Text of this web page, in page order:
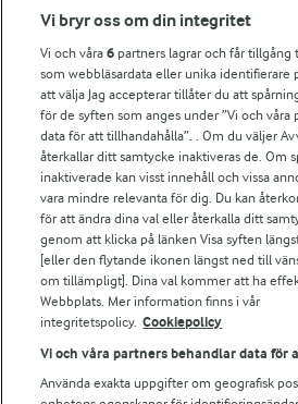
Fler Arlasajter
För ägare
Arlas kundportal
Arla.com
Falbygdens Ost
Arla webbshop
Bildbank
Följ oss
Vi bryr oss om din integritet
Vi och våra6 partners lagrar och får
som webbläsardata eller unika identifierare
att välja Jag accepterar tillåter du att
för de syften som anges under ”Vi och våra
data för att tillhandahålla”. . Om du väljer
återkallar ditt samtycke inaktiveras de. Om
inaktiverade kan visst innehåll och vissa
vara mindre relevanta för dig. Du kan
för att ändra dina val eller återkalla ditt
genom att klicka på länken Visa syften
[eller den flytande ikonen längst ned till
om tillämpligt]. Dina val kommer att ha
Webbplats. Mer information finns i vår
integritetspolicy. Cookiepolicy
Vi och våra partners behandlar data
Använda exakta uppgifter om geografisk